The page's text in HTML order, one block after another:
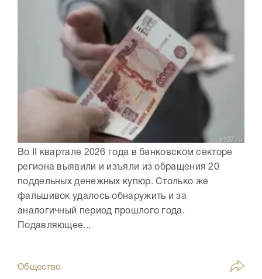
Во II квартале 2026 года в банковском секторе
региона выявили и изъяли из обращения 20
поддельных денежных купюр. Столько же
фальшивок удалось обнаружить и за
аналогичный период прошлого года.
Подавляющее...
Общество